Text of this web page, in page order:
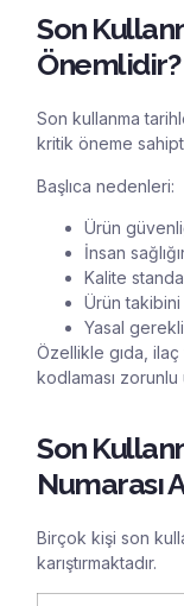
Son
Önemlidir?
Son kullanma
kritik öneme
Başlıca nedenleri:
Ürün
İnsan
Kalite
Ürün takibini
Yasal
Özellikle gıda,
kodlaması zorunlu
Son
Numarası
Birçok kişi son
karıştırmaktadır.